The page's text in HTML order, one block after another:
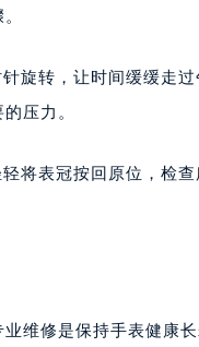
号同德昆明广场写字楼
88号华侨城长安国际中
号海口华润大厦B座17
1800号腾达中心东1幢
路28号英利国际金融
红军路法穆兰售后服务
旋转，让时间缓缓走
压力。
将表冠按回原位，检
维修是保持手表健康